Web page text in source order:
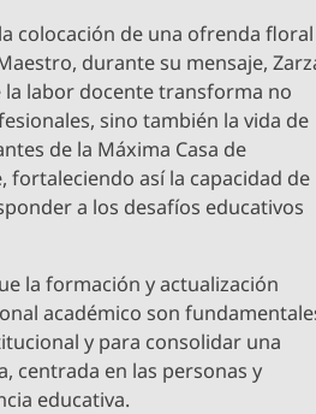
colocación de una ofrenda floral
durante su mensaje,
la labor docente transforma no
sino también la vida de
de la Máxima Casa de
fortaleciendo así la capacidad de
a los desafíos educativos
la formación y actualización
académico son
y para consolidar una
centrada en las personas y
educativa.